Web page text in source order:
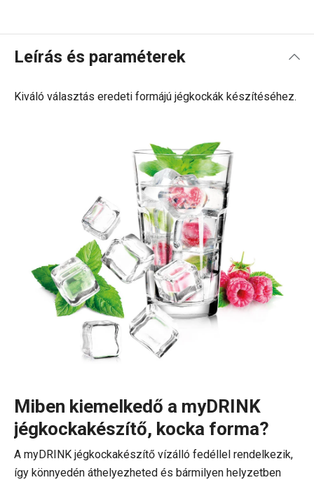
Leírás és paraméterek
Kiváló választás eredeti formájú jégkockák készítéséhez.
Miben kiemelkedő a myDRINK
jégkockakészítő, kocka forma?
A myDRINK jégkockakészítő vízálló fedéllel rendelkezik,
így könnyedén áthelyezheted és bármilyen helyzetben